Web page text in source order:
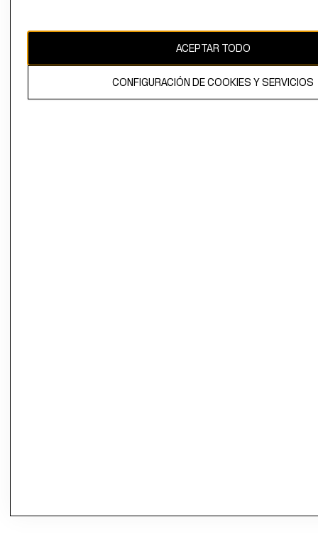
CAMBIAR REGIÓN
ACEPTAR TODO
CONFIGURACIÓN DE COOKIES Y SERVICIOS